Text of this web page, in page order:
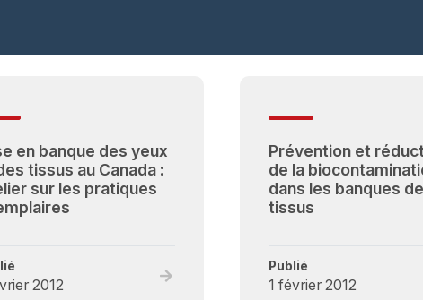
en banque des yeux
tissus au Canada :
sur les pratiques
2012
Read
Prévention et
de la
dans les banques de
tissus
Publié
1 février 2012